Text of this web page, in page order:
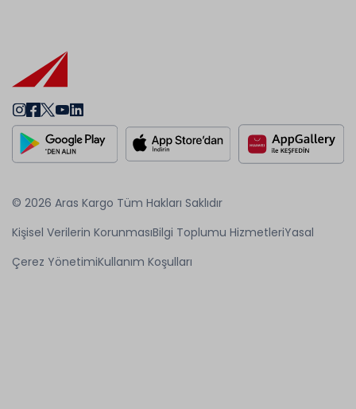
© 2026 Aras Kargo Tüm Hakları Saklıdır
Kişisel Verilerin KorunmasıBilgi Toplumu HizmetleriYasal
Çerez YönetimiKullanım Koşulları